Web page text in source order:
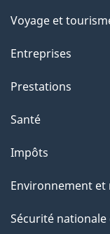
Voyage et
Entreprises
Prestations
Santé
Impôts
Environnement
Sécurité